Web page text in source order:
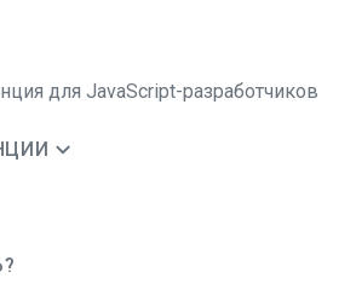
для JavaScript-разработчиков